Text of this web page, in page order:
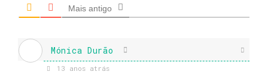
Mais antigo
Mónica Durão
13 anos atrás